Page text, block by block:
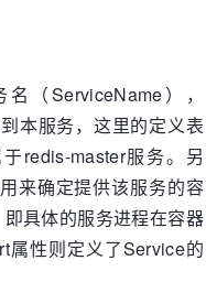
（ServiceName），
本服务，这里的定义表
redis-master服务。另
来确定提供该服务的容
具体的服务进程在容器
属性则定义了Service的